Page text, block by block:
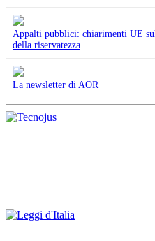
Appalti pubblici: chiarimenti UE
della riservatezza
La newsletter di AOR